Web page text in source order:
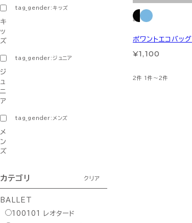
tag_gender:キッズ
キ
ッ
ズ
tag_gender:ジュニア
ジ
ュ
ニ
ア
tag_gender:メンズ
メ
ン
ズ
カテゴリ クリア
BALLET
100101
レオタード
ポワントエコバッグ
¥1,100
2件 1件～2件